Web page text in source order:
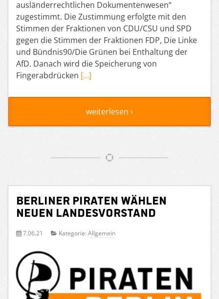
ausländerrechtlichen Dokumentenwesen“
zugestimmt. Die Zustimmung erfolgte mit den
Stimmen der Fraktionen von CDU/CSU und SPD
gegen die Stimmen der Fraktionen FDP, Die Linke
und Bündnis90/Die Grünen bei Enthaltung der
AfD. Danach wird die Speicherung von
Fingerabdrücken […]
weiterlesen ›
Berliner PIRATEN wählen
neuen Landesvorstand
7.06.21 Kategorie: Allgemein